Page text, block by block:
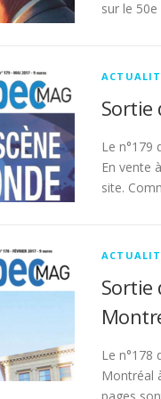
sur le
Sortie
Le n°179
En vente
site.
Sortie
Le n°178
Montréal